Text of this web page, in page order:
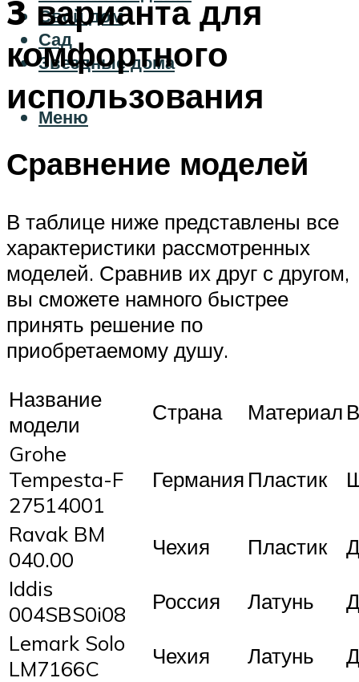
Свой дом
Сад
Звездные дома
Меню
3 варианта для
комфортного
использования
Сравнение моделей
В таблице ниже представлены все
характеристики рассмотренных
моделей. Сравнив их друг с другом,
вы сможете намного быстрее
принять решение по
приобретаемому душу.
Название
модели
Страна Материал
Grohe
Tempesta-F
27514001
Германия Пластик
Ravak BM
040.00
Чехия Пластик
Iddis
004SBS0i08
Россия Латунь
Lemark Solo
LM7166C
Чехия Латунь